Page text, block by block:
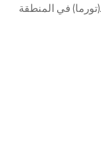
في المنطقة